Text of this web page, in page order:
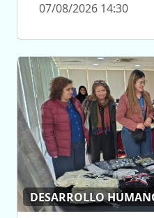
07/08/2026 14:30
DESARROLLO